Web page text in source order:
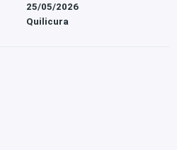
25/05/2026
Quilicura